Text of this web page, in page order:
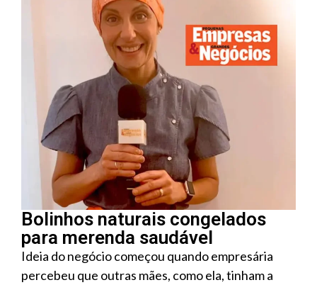
Bolinhos naturais congelados
para merenda saudável
Ideia do negócio começou quando empresária
percebeu que outras mães, como ela, tinham a